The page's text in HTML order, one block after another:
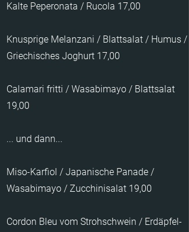
Kalte Peperonata / Rucola 17,00
Knusprige Melanzani / Blattsalat / Humus /
Griechisches Joghurt 17,00
Calamari fritti / Wasabimayo / Blattsalat
19,00
... und dann...
Miso-Karfiol / Japanische Panade /
Wasabimayo / Zucchinisalat 19,00
Cordon Bleu vom Strohschwein / Erdäpfel-